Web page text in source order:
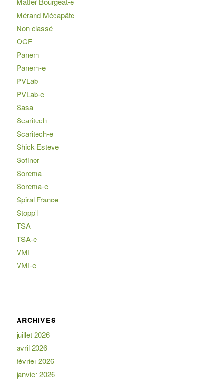
Mérand Mécapâte
Non classé
OCF
Panem
Panem-e
PVLab
PVLab-e
Sasa
Scaritech
Scaritech-e
Shick Esteve
Sofinor
Sorema
Sorema-e
Spiral France
Stoppil
TSA
TSA-e
VMI
VMI-e
ARCHIVES
juillet 2026
avril 2026
février 2026
janvier 2026